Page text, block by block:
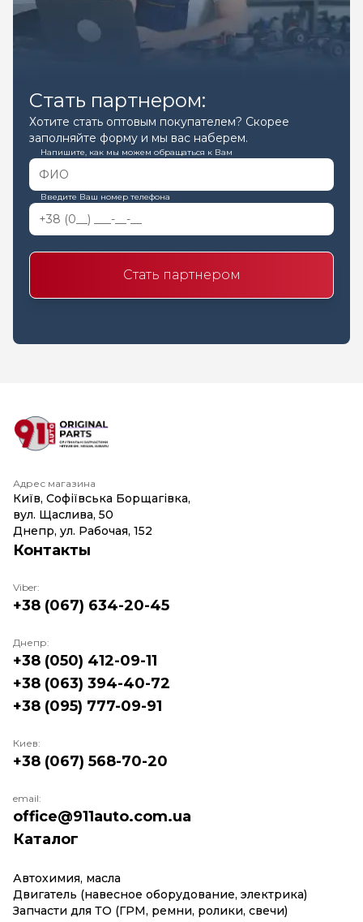
Стать партнером:
Хотите стать оптовым покупателем? Скорее
заполняйте форму и мы вас наберем.
Напишите, как мы можем обращаться к Вам
Введите Ваш номер телефона
Стать партнером
Адрес магазина
Київ, Софіївська Борщагівка,
вул. Щаслива, 50
Днепр, ул. Рабочая, 152
Каталог
Автохимия, масла
Двигатель (навесное оборудование, электрика)
Запчасти для ТО (ГРМ, ремни, ролики, свечи)
Контакты
Viber:
+38 (067) 634-20-45
Днепр:
+38 (050) 412-09-11
+38 (063) 394-40-72
+38 (095) 777-09-91
Киев:
+38 (067) 568-70-20
email:
office@911auto.com.ua